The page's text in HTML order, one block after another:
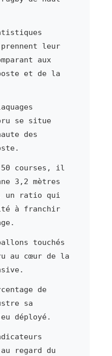
leur
aux
et de la
se situe
des
50 courses, il
3,2 mètres
un ratio qui
à franchir
touchés
au cœur de la
de
sa
déployé.
regard du